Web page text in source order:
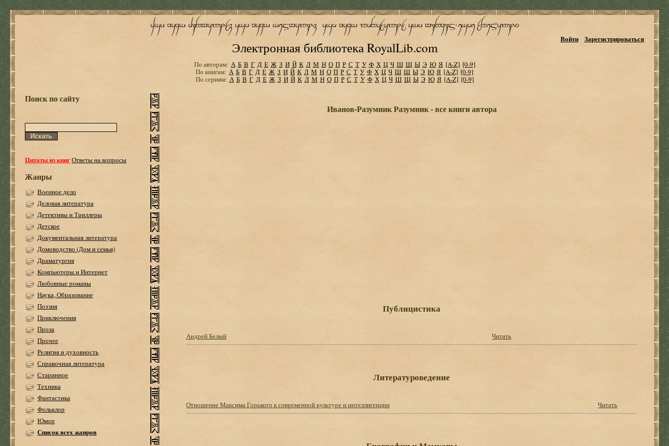
Электронная библиотека RoyalLib.com
Войти Зарегистрироваться
По авторам: А Б В Г Д Е Ж З И Й К Л М Н О П Р С Т У Ф Х Ц Ч Ш Щ Ы Э Ю Я [A-Z] [0-9]
По книгам: А Б В Г Д Е Ж З И Й К Л М Н О П Р С Т У Ф Х Ц Ч Ш Щ Ы Э Ю Я [A-Z] [0-9]
По сериям: А Б В Г Д Е Ж З И Й К Л М Н О П Р С Т У Ф Х Ц Ч Ш Щ Ы Э Ю Я [A-Z] [0-9]
Поиск по сайту
Цитаты из книгОтветы на вопросы
Жанры
Военное дело
Деловая литература
Детективы и Триллеры
Детское
Документальная литература
Домоводство (Дом и семья)
Драматургия
Компьютеры и Интернет
Любовные романы
Наука, Образование
Поэзия
Приключения
Проза
Прочее
Религия и духовность
Справочная литература
Старинное
Техника
Фантастика
Фольклор
Юмор
Список всех жанров
Иванов-Разумник Разумник - все книги автора
Публицистика
Андрей Белый Читать
Литературоведение
Отношение Максима Горького к современной культуре и интеллигенции Читать